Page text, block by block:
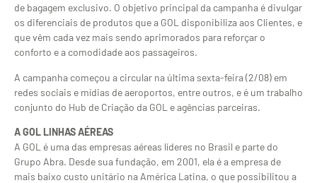
de bagagem exclusivo. O objetivo principal da campanha é divulgar
os diferenciais de produtos que a GOL disponibiliza aos Clientes, e
que vêm cada vez mais sendo aprimorados para reforçar o
conforto e a comodidade aos passageiros.
A campanha começou a circular na última sexta-feira (2/08) em
redes sociais e mídias de aeroportos, entre outros, e é um trabalho
conjunto do Hub de Criação da GOL e agências parceiras.
A GOL LINHAS AÉREAS
A GOL é uma das empresas aéreas líderes no Brasil e parte do
Grupo Abra. Desde sua fundação, em 2001, ela é a empresa de
mais baixo custo unitário na América Latina, o que possibilitou a